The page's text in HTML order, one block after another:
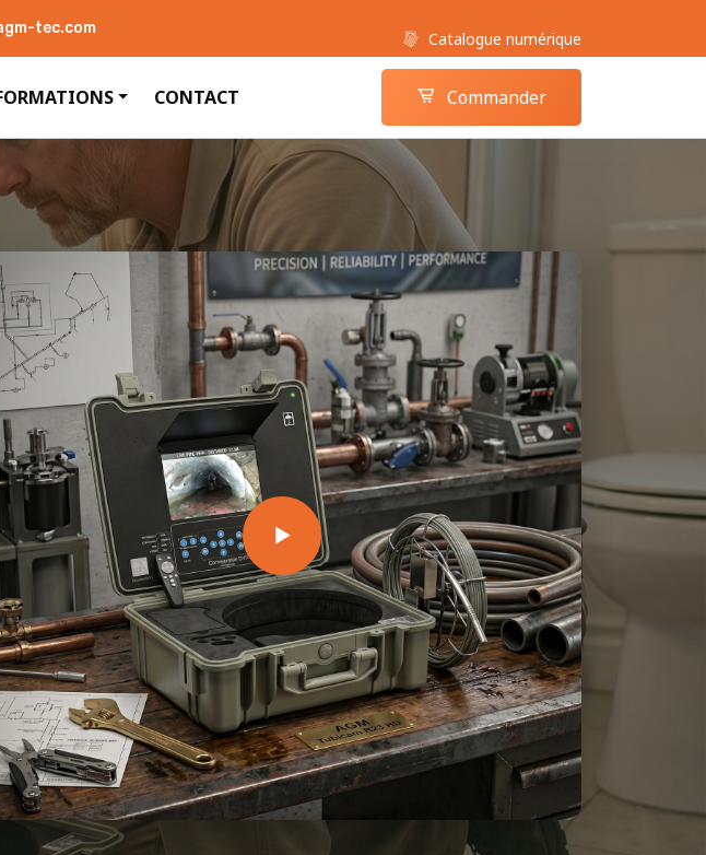
tec.com
Catalogue numérique
Boutique camera-inspection.com
Panier
CONTACT Commander